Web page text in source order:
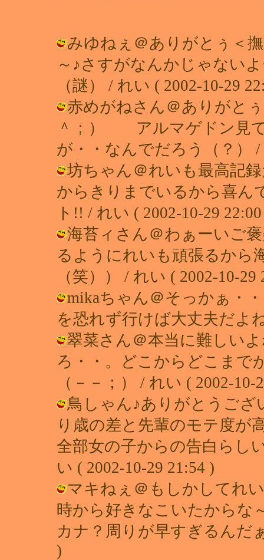
みゆねぇ＠ありがとぅ
～♪さすがなんかじゃない
（謎） / れい ( 2002-10-29
赤めがねさん＠ありがと
＾；） アルマゲドン見て
が・・なんでだろう（？） /
坊ちゃん＠れいも最高記
からきりまでいるから喜ん
ト!! / れい ( 2002-10-29
海苔ィさん＠わぁーいご
るようにれいも頑張るから
（笑）） / れい ( 2002-10-29
mikaちゃん＠そっかぁ・
を恐れず行けば大丈夫だよ
翠菜さん＠本当に難しい
ろ・・。どこからどこまで
（－－；） / れい ( 2002-10-
鳥しゃん♪ありがとうご
り歳の差と先輩のモテ度が
全部女の子からの告白らし
い ( 2002-10-29 21:54 )
マキねぇ＠もしかしてれ
時から好きなこいたからな
カナ？周りが早すぎるんだ
)